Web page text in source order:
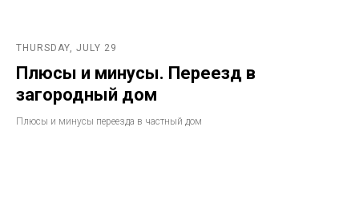
THURSDAY, JULY 29
Плюсы и минусы. Переезд в
загородный дом
Плюсы и минусы переезда в частный дом